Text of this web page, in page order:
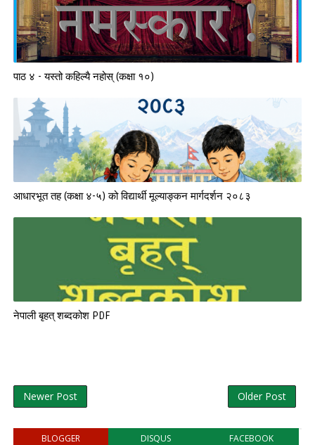
पाठ ४ - यस्तो कहिल्यै नहोस् (कक्षा १०)
आधारभूत तह (कक्षा ४-५) को विद्यार्थी मूल्याङ्कन मार्गदर्शन २०८३
नेपाली बृहत् शब्दकोश PDF
Newer Post Older Post
BLOGGER DISQUS FACEBOOK